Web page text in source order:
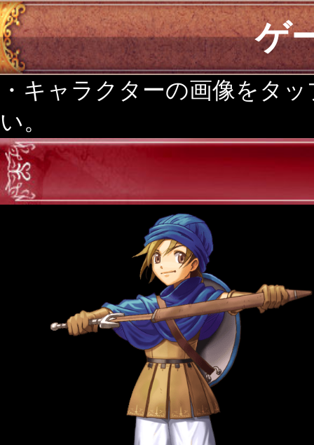
ゲ
・キャラクターの画像をタ
い。